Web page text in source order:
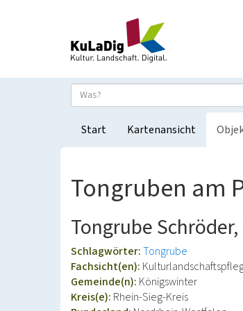
Start Kartenansicht
Tongruben am
Tongrube
Schlagwörter:Tongrube
Fachsicht(en):
Gemeinde(n): Königswinter
Kreis(e): Rhein-Sieg-Kreis